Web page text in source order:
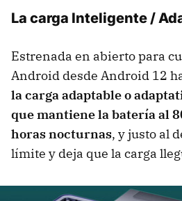
La carga Inteligente /
Estrenada en abierto para
Android desde Android 12
la carga adaptable o
que mantiene la batería al
horas nocturnas, y justo al
límite y deja que la carga